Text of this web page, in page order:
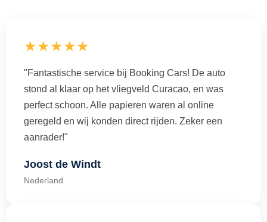
★★★★★
"Fantastische service bij Booking Cars! De auto
stond al klaar op het vliegveld Curacao, en was
perfect schoon. Alle papieren waren al online
geregeld en wij konden direct rijden. Zeker een
aanrader!"
Joost de Windt
Nederland